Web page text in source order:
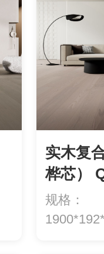
实木复
桦芯）
规格：